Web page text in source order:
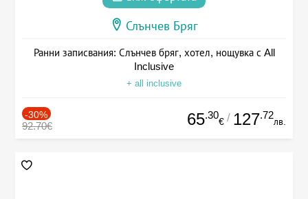
Слънчев Бряг
Ранни записвания: Слънчев бряг, хотел, нощувка с All
Inclusive
+ all inclusive
-30%
92.70€ 65.30
€ / 127.72
лв.